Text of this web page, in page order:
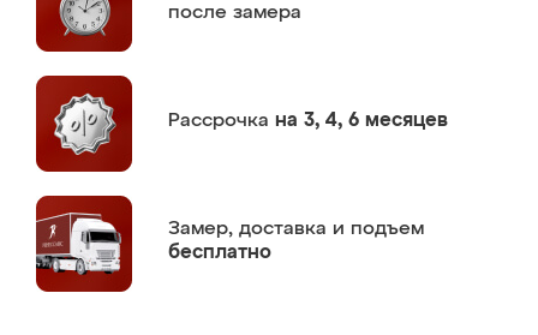
после замера
Рассрочка на 3, 4, 6 месяцев
Замер, доставка и подъем
бесплатно